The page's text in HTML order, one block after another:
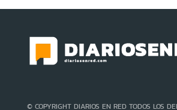
© COPYRIGHT DIARIOS EN RED TODOS LOS